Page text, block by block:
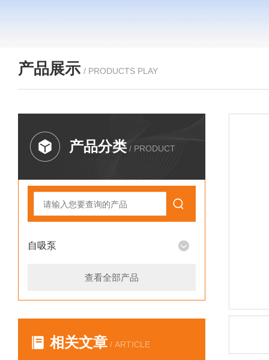
产品展示 / PRODUCTS PLAY
产品分类 / PRODUCT
自吸泵
查看全部产品
相关文章 / ARTICLE